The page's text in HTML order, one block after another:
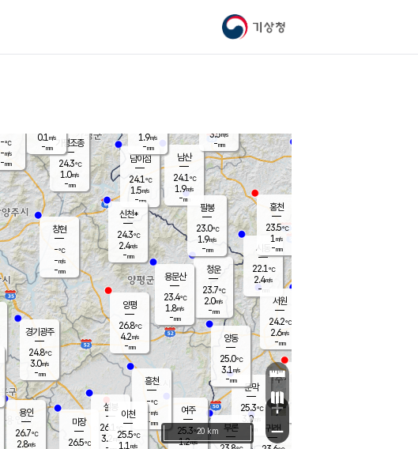
기상청
문막
25.3℃
3.0m/s
mm
남이섬
24.1℃
1.5m/s
-mm
부론
남산
24.1℃
1.9m/s
-mm
청운
23.7℃
2.0m/s
-mm
팔봉
23.0℃
1.9m/s
-mm
용인
26.7℃
2.8m/s
여주
25.3℃
1.2m/s
양동
25.0℃
3.1m/s
-mm
경기광주
24.8℃
3.0m/s
-mm
1.9m/s
-mm
가평조종
24.3℃
1.0m/s
-mm
-℃
-m/s
-mm
신천*
24.3℃
2.4m/s
-mm
창현
-℃
-m/s
-mm
0.1 m/s
-mm
흥천
-℃
-m/s
-mm
마장
26.5℃
설봉
26.1
3.2 m/s
시동
22.1℃
2.4m/s
- mm
귀래
서원
24.2℃
2.6m/s
-mm
용문산
23.4℃
1.8m/s
-mm
홍천
23.5℃
1 m/s
-mm
이천
25.5℃
1.1 m/s
양평
26.8℃
4.2m/s
-mm
3.5m/s
-mm
+
−
20 km